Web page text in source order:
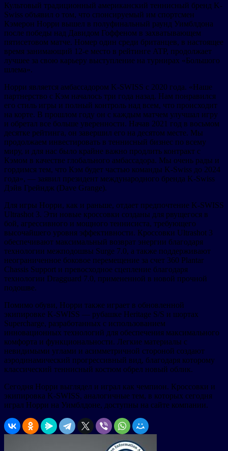
Культовый традиционный американский теннисный бренд K-
Swiss объявил о том, что спонсируемый им спортсмен
Кэмерон Норри вышел в полуфинальный раунд Уимблдона
после победы над Давидом Гоффеном в захватывающем
пятисетовом матче. Номер один среди британцев, в настоящее
время занимающий 12-е место в рейтинге ATP, продолжает
лучшее за свою карьеру выступление на турнирах «Большого
шлема».
Норри является амбассадором K-SWISS с 2020 года. «Наше
партнерство с Кэм началось три года назад. Нам понравился
его стиль игры и полный контроль над всем, что происходит
на корте. В прошлом году он с каждым матчем улучшал игру
и обретал все больше уверенности. Начав 2021 год в восьмом
десятке рейтинга, он завершил его на десятом месте. Мы
продолжаем инвестировать в теннисный бизнес по всему
миру, и для нас было крайне важно продлить контракт с
Кэмом в качестве глобального амбассадора. Мы очень рады и
гордимся тем, что Кэм будет частью команды K-Swiss до 2024
года», — заявил президент международного бренда K-Swiss
Дэйв Грейндж (Dave Grange).
Для игры Норри, как и раньше, отдает предпочтение K-SWISS
Ultrashot 3. Эти новые кроссовки созданы для рвущегося в
бой, агрессивного и мощного теннисиста, требующего
высочайшего уровня эффективности. Кроссовки Ultrashot 3
обеспечивают максимальный возврат энергии благодаря
технологии межподошвы Surge 7.0, а также поддерживают
неограниченное боковое перемещение за счет 360 Plantar
Chassis Support и превосходное сцепление благодаря
технологии Dragguard 7.0, примененной в новой прочной
подошве.
Помимо обуви, Норри также играет в обновленной
экипировке K-SWISS — рубашке Heritage S/S и шортах
Supercharge, разработанных с использованием
инновационных технологий для обеспечения максимального
комфорта и функциональности. Легкие материалы с
невидимыми углами и асимметричной стороной создают
аэродинамический прогрессивный вид, благодаря которому
классический теннисный костюм обрел новый облик.
Сегодня Норри выглядел и играл как чемпион. Кроссовки и
экипировка K-SWISS, аналогичные тем, в которых сегодня
играл Норри на Уимблдоне, доступны на сайте компании.